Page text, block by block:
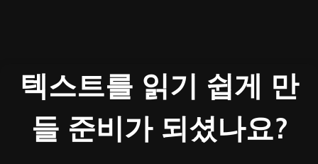
텍스트를 읽기 쉽게 만
들 준비가 되셨나요?